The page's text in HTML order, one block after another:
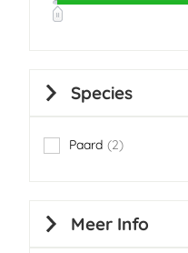
Species
Paard 2
items
Meer Info